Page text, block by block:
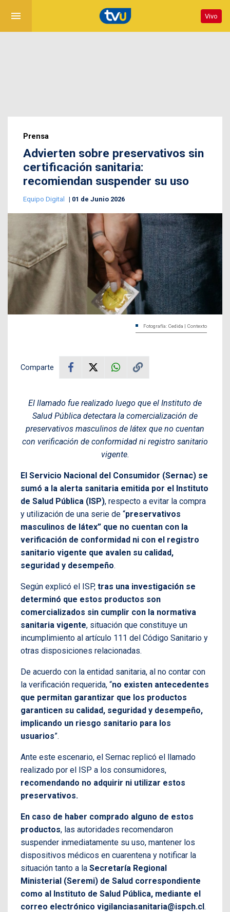
menu Vivo
Prensa
Advierten sobre preservativos sin
certificación sanitaria:
recomiendan suspender su uso
Equipo Digital 01 de Junio 2026
Fotografía: Cedida | Contexto
Comparte
El llamado fue realizado luego que el Instituto de
Salud Pública detectara la comercialización de
preservativos masculinos de látex que no cuentan
con verificación de conformidad ni registro sanitario
vigente.
El Servicio Nacional del Consumidor (Sernac) se
sumó a la alerta sanitaria emitida por el Instituto
de Salud Pública (ISP), respecto a evitar la compra
y utilización de una serie de “preservativos
masculinos de látex” que no cuentan con la
verificación de conformidad ni con el registro
sanitario vigente que avalen su calidad,
seguridad y desempeño.
Según explicó el ISP, tras una investigación se
determinó que estos productos son
comercializados sin cumplir con la normativa
sanitaria vigente, situación que constituye un
incumplimiento al artículo 111 del Código Sanitario y
otras disposiciones relacionadas.
De acuerdo con la entidad sanitaria, al no contar con
la verificación requerida, “no existen antecedentes
que permitan garantizar que los productos
garanticen su calidad, seguridad y desempeño,
implicando un riesgo sanitario para los
usuarios”.
Ante este escenario, el Sernac replicó el llamado
realizado por el ISP a los consumidores,
recomendando no adquirir ni utilizar estos
preservativos.
En caso de haber comprado alguno de estos
productos, las autoridades recomendaron
suspender inmediatamente su uso, mantener los
dispositivos médicos en cuarentena y notificar la
situación tanto a la Secretaría Regional
Ministerial (Seremi) de Salud correspondiente
como al Instituto de Salud Pública, mediante el
correo electrónico vigilanciasanitaria@ispch.cl.